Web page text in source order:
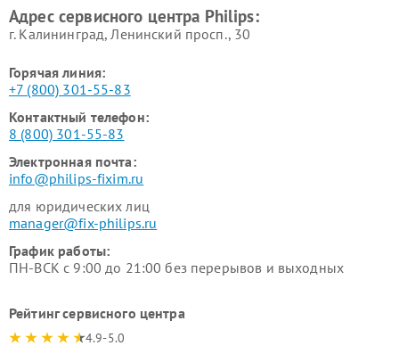
Адрес сервисного центра Philips:
г. Калининград, Ленинский просп., 30
Горячая линия:
+7 (800) 301-55-83
Контактный телефон:
8 (800) 301-55-83
Электронная почта:
info@philips-fixim.ru
для юридических лиц
manager@fix-philips.ru
График работы:
ПН-ВСК с 9:00 до 21:00 без перерывов и выходных
Рейтинг сервисного центра
4.9-5.0